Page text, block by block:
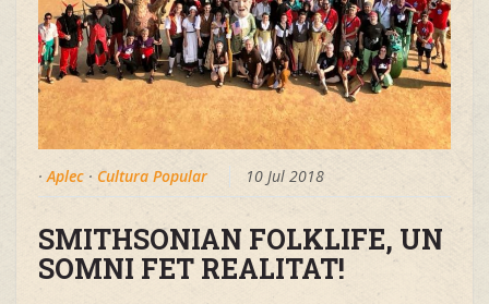
·Aplec · Cultura Popular 10 Jul 2018
SMITHSONIAN FOLKLIFE, UN
SOMNI FET REALITAT!